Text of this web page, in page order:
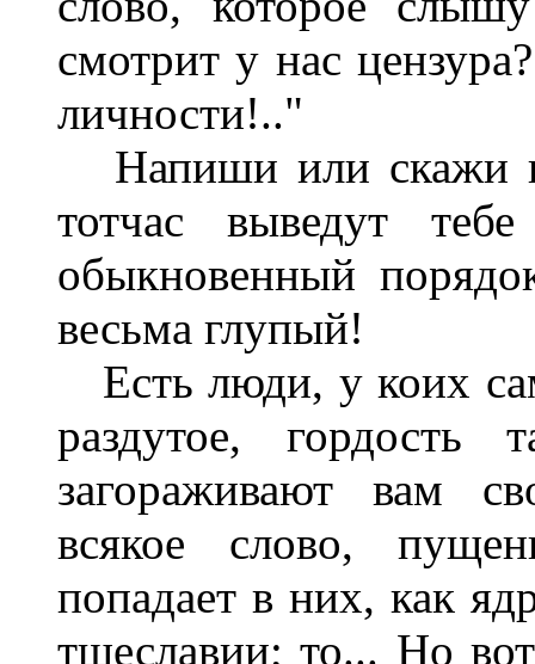
смотрит у нас
личности!.."
Напиши или скажи
тотчас выведут
обыкновенный
весьма глупый!
Есть люди, у коих
раздутое, гордость
загораживают вам
всякое слово,
попадает в них, как
тщеславии; то... Но